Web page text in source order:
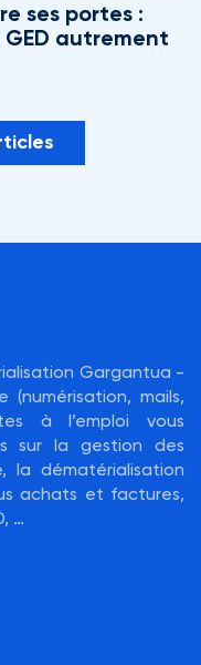
ses portes :
autrement
Gargantua -
(numérisation, mails,
à l’emploi vous
sur la gestion des
la dématérialisation
achats et factures,
…